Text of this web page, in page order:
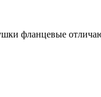
фланцевые